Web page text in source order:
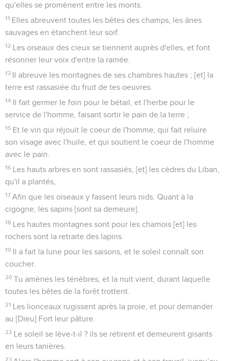
qu'elles se promènent entre les monts.
11 Elles abreuvent toutes les bêtes des champs, les ânes
sauvages en étanchent leur soif.
12 Les oiseaux des cieux se tiennent auprès d'elles, et font
résonner leur voix d'entre la ramée.
13 Il abreuve les montagnes de ses chambres hautes ; [et] la
terre est rassasiée du fruit de tes oeuvres.
14 Il fait germer le foin pour le bétail, et l'herbe pour le
service de l'homme, faisant sortir le pain de la terre ;
15 Et le vin qui réjouit le coeur de l'homme, qui fait reluire
son visage avec l'huile, et qui soutient le coeur de l'homme
avec le pain.
16 Les hauts arbres en sont rassasiés, [et] les cèdres du Liban,
qu'il a plantés,
17 Afin que les oiseaux y fassent leurs nids. Quant à la
cigogne, les sapins [sont sa demeure].
18 Les hautes montagnes sont pour les chamois [et] les
rochers sont la retraite des lapins.
19 Il a fait la lune pour les saisons, et le soleil connaît son
coucher.
20 Tu amènes les ténèbres, et la nuit vient, durant laquelle
toutes les bêtes de la forêt trottent.
21 Les lionceaux rugissent après la proie, et pour demander
au [Dieu] Fort leur pâture.
22 Le soleil se lève-t-il ? ils se retirent et demeurent gisants
en leurs tanières.
23